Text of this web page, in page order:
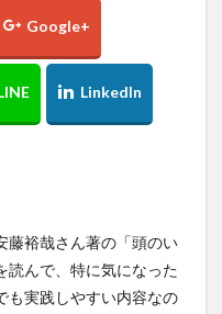
藤裕哉さん著の「頭のい
読んで、特に気になった
も実践しやすい内容なの